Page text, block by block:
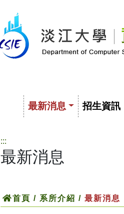
最新消息 招生資訊
:::
最新消息
首頁 / 系所介紹 / 最新消息